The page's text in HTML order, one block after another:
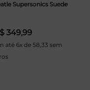
Supersonics Suede
349,99
até 6x de 58,33 sem